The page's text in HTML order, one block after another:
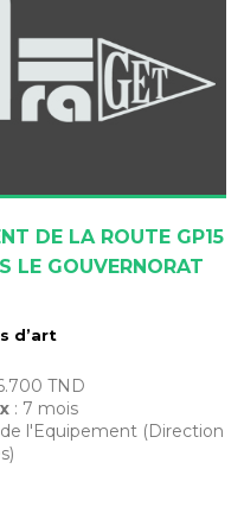
DE LA ROUTE GP15
LE GOUVERNORAT
d’art
TND
: 7 mois
l'Equipement (Direction